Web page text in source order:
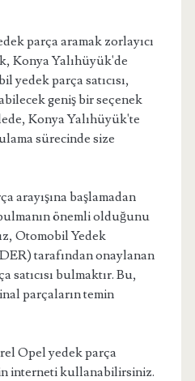
parça aramak zorlayıcı
Konya Yalıhüyük'de
yedek parça satıcısı,
geniş bir seçenek
Konya Yalıhüyük'te
sürecinde size
arayışına başlamadan
önemli olduğunu
Otomobil Yedek
tarafından onaylanan
satıcısı bulmaktır. Bu,
parçaların temin
Opel yedek parça
interneti kullanabilirsiniz.